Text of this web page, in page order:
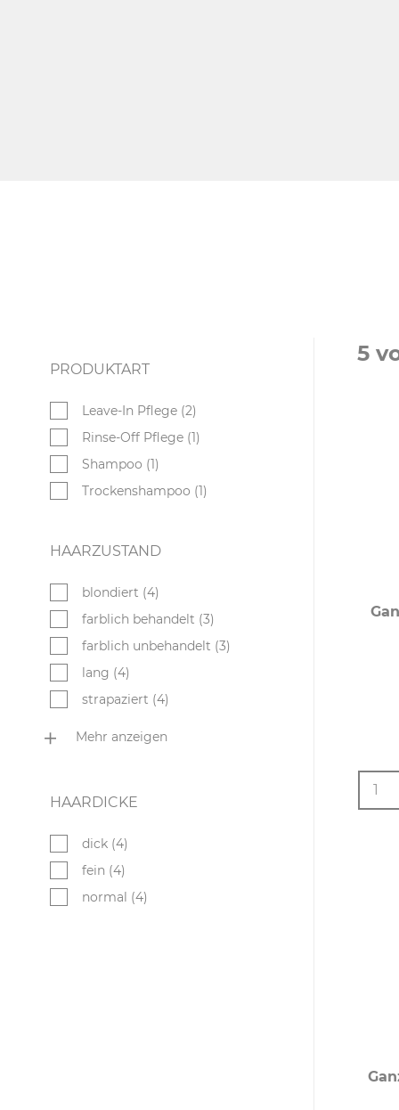
PRODUKTART
Leave-In Pflege (2)
Rinse-Off Pflege (1)
Shampoo (1)
Trockenshampoo (1)
HAARZUSTAND
blondiert (4)
farblich behandelt (3)
farblich unbehandelt (3)
lang (4)
strapaziert (4)
Mehr anzeigen
HAARDICKE
dick (4)
fein (4)
normal (4)
5
1